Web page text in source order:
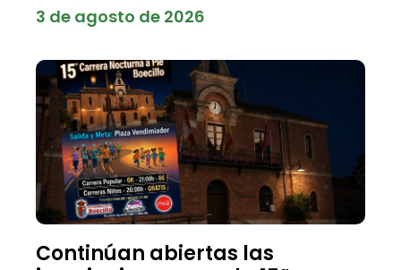
3 de agosto de 2026
Continúan abiertas las